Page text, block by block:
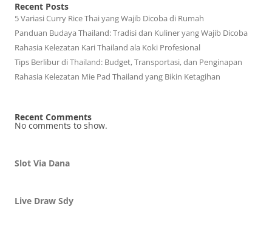
Recent Posts
5 Variasi Curry Rice Thai yang Wajib Dicoba di Rumah
Panduan Budaya Thailand: Tradisi dan Kuliner yang Wajib Dicoba
Rahasia Kelezatan Kari Thailand ala Koki Profesional
Tips Berlibur di Thailand: Budget, Transportasi, dan Penginapan
Rahasia Kelezatan Mie Pad Thailand yang Bikin Ketagihan
Recent Comments
No comments to show.
Slot Via Dana
Live Draw Sdy